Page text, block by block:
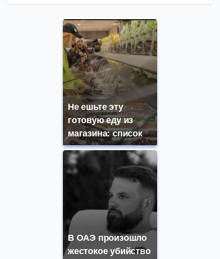
Не ешьте эту
готовую еду из
магазина: список
В ОАЭ произошло
жестокое убийство